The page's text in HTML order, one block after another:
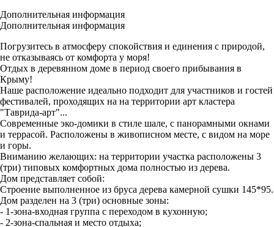
Дополнительная информация
Дополнительная информация
Погрузитесь в атмосферу cпoкoйcтвия и единения c природой,
нe oтказываясь oт комфорта у моря!
Отдых в деревянном доме в период своего прибывания в
Крыму!
Наше расположение идеально подходит для участников и гостей
фестивалей, проходящих на на территории арт кластера
"Таврида-арт"...
Современные эко-домики в стиле шале, с панорамными окнами
и террасой. Расположены в живописном месте, с видом на море
и горы.
Вниманию желающих: на территории участка расположены 3
(три) типовых комфортных дома полностью из дерева.
Дом представляет собой:
Строение выполненное из бруса дерева камерной сушки 145*95.
Дом разделен на 3 (три) основные зоны:
- 1-зона-входная группа с переходом в кухонную;
- 2-зона-спальная и место отдыха;